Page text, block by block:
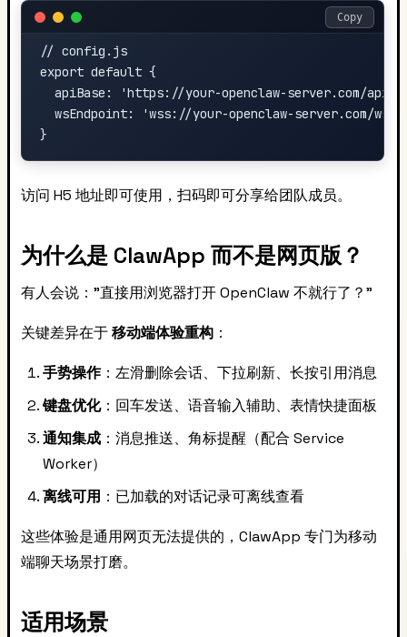
// config.js
export default {
  apiBase: 'https://your-openclaw-server.com/api',
  wsEndpoint: 'wss://your-openclaw-server.com/ws'
Copy
访问 H5 地址即可使用，扫码即可分享给团队成员。
为什么是 ClawApp 而不是网页版？
有人会说："直接用浏览器打开 OpenClaw 不就行了？"
关键差异在于移动端体验重构 ：
手势操作：左滑删除会话、下拉刷新、长按引用消息
键盘优化：回车发送、语音输入辅助、表情快捷面板
通知集成 ：消息推送、角标提醒（配合 Service
Worker）
离线可用 ：已加载的对话记录可离线查看
这些体验是通用网页无法提供的，ClawApp 专门为移动
端聊天场景打磨。
适用场景